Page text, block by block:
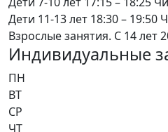
Дети 11-13 лет 18:30 – 19:50
Взрослые занятия. С 14 лет
Индивидуальные
ПН
ВТ
СР
ЧТ